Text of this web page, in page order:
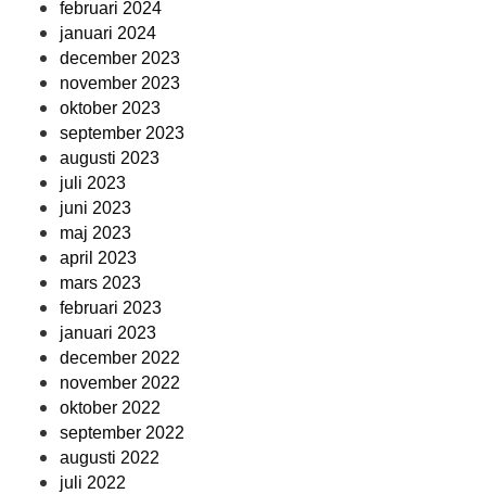
februari 2024
januari 2024
december 2023
november 2023
oktober 2023
september 2023
augusti 2023
juli 2023
juni 2023
maj 2023
april 2023
mars 2023
februari 2023
januari 2023
december 2022
november 2022
oktober 2022
september 2022
augusti 2022
juli 2022